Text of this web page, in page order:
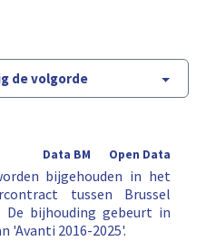
de volgorde
Open Data
Data BM
bijgehouden in het
tussen Brussel
bijhouding gebeurt in
'Avanti 2016-2025'.